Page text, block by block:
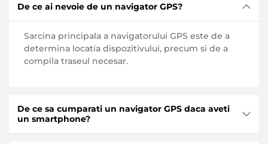
De ce ai nevoie de un navigator GPS?
Sarcina principala a navigatorului GPS este de a
determina locatia dispozitivului, precum si de a
compila traseul necesar.
De ce sa cumparati un navigator GPS daca aveti
un smartphone?